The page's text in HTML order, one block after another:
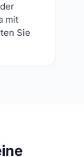
mit
Sie